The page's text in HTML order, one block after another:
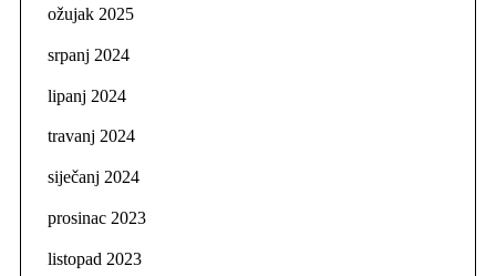
ožujak 2025
srpanj 2024
lipanj 2024
travanj 2024
siječanj 2024
prosinac 2023
listopad 2023